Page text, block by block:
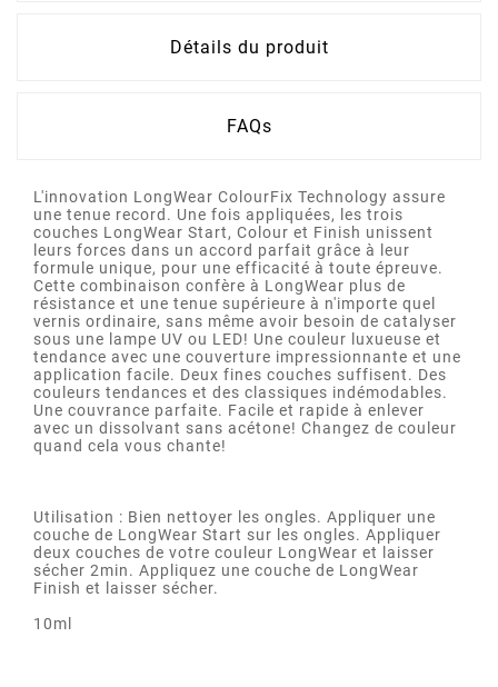
Détails du produit
FAQs
L'innovation LongWear ColourFix Technology assure
une tenue record. Une fois appliquées, les trois
couches LongWear Start, Colour et Finish unissent
leurs forces dans un accord parfait grâce à leur
formule unique, pour une efficacité à toute épreuve.
Cette combinaison confère à LongWear plus de
résistance et une tenue supérieure à n'importe quel
vernis ordinaire, sans même avoir besoin de catalyser
sous une lampe UV ou LED! Une couleur luxueuse et
tendance avec une couverture impressionnante et une
application facile. Deux fines couches suffisent. Des
couleurs tendances et des classiques indémodables.
Une couvrance parfaite. Facile et rapide à enlever
avec un dissolvant sans acétone! Changez de couleur
quand cela vous chante!
Utilisation : Bien nettoyer les ongles. Appliquer une
couche de LongWear Start sur les ongles. Appliquer
deux couches de votre couleur LongWear et laisser
sécher 2min. Appliquez une couche de LongWear
Finish et laisser sécher.
10ml